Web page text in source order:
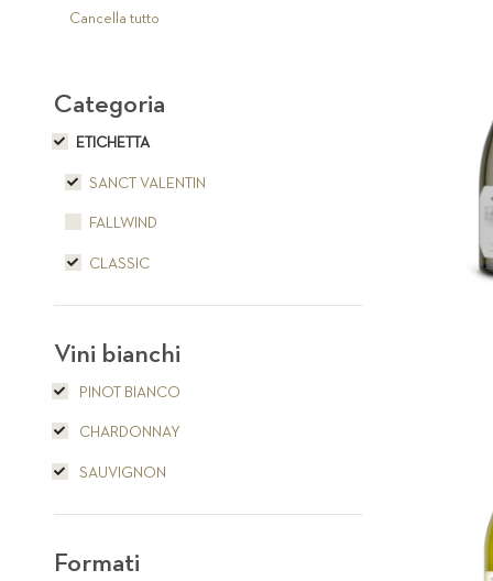
articolo
Cancella tutto
Categoria
ETICHETTA
SANCT VALENTIN
FALLWIND
CLASSIC
Vini bianchi
PINOT BIANCO
CHARDONNAY
SAUVIGNON
Formati